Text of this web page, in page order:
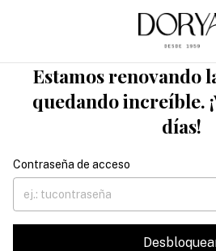
Estamos renovando
quedando increíble.
días!
Contraseña de acceso